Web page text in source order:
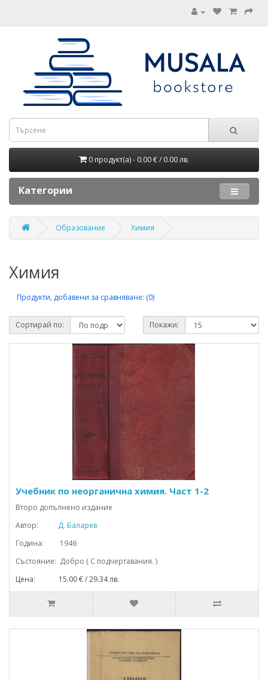
0 продукт(а) - 0.00 € / 0.00 лв.
Категории
Образование Химия
Химия
Продукти, добавени за сравняване: (0)
Сортирай по: Покажи:
Учебник по неорганична химия. Част 1-2
Второ допълнено издание
Автор:
Д. Баларев
Година: 1946
Състояние: Добро ( С подчертавания. )
Цена: 15.00 € / 29.34 лв.